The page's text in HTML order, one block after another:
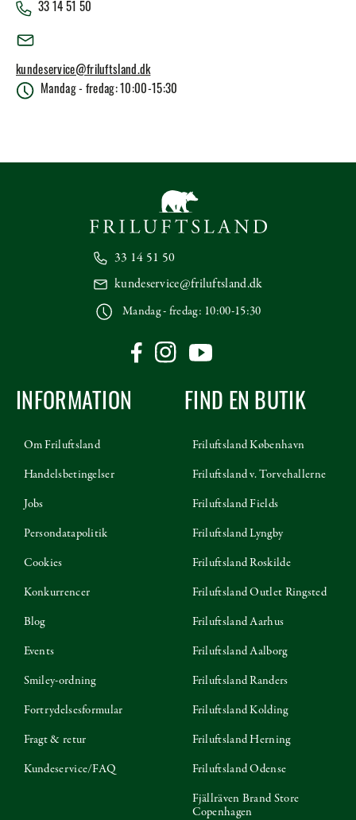
33 14 51 50
kundeservice@friluftsland.dk
Mandag - fredag: 10:00-15:30
33 14 51 50
kundeservice@friluftsland.dk
Mandag - fredag: 10:00-15:30
INFORMATION
Om Friluftsland
Handelsbetingelser
Jobs
Persondatapolitik
Cookies
Konkurrencer
Blog
Events
Smiley-ordning
Fortrydelsesformular
Fragt & retur
Kundeservice/FAQ
FIND EN BUTIK
Friluftsland København
Friluftsland v. Torvehallerne
Friluftsland Fields
Friluftsland Lyngby
Friluftsland Roskilde
Friluftsland Outlet Ringsted
Friluftsland Aarhus
Friluftsland Aalborg
Friluftsland Randers
Friluftsland Kolding
Friluftsland Herning
Friluftsland Odense
Fjällräven Brand Store
Copenhagen